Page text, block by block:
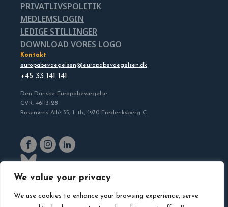
We value your privacy
We use cookies to enhance your browsing experience, serve
PRIVATLIVSPOLITIK
MEDLEMSLOGIN
LEDIGE STILLINGER
DOWNLOAD VORES LOGO
Kontakt
europabevaegelsen@europabevaegelsen.dk
+45 33 141 141
Den Danske Europabevægelse
CVR: 46113128
Rosenørns Allé 35, 1. th., 1970 Frederiksberg C.